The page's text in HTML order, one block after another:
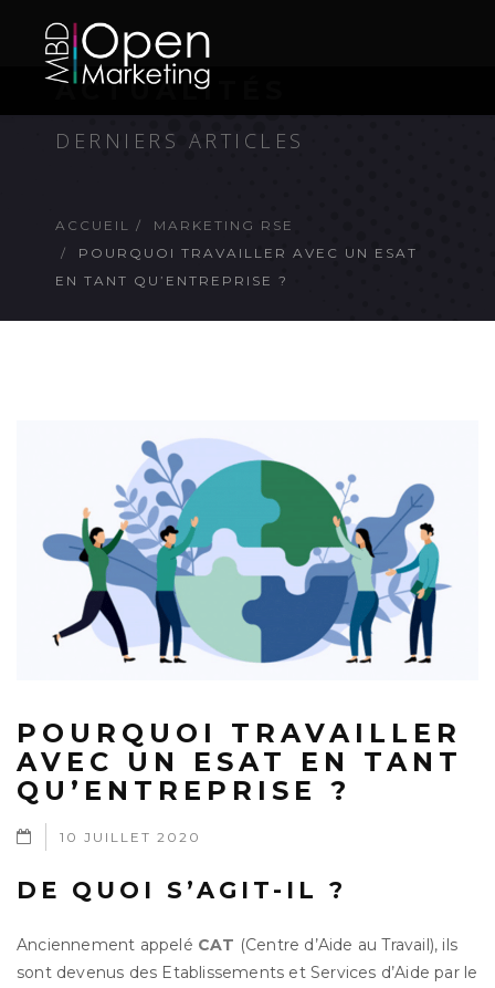
ACTUALITÉS
DERNIERS ARTICLES
ACCUEIL
MARKETING RSE
POURQUOI TRAVAILLER AVEC UN ESAT
EN TANT QU’ENTREPRISE ?
POURQUOI TRAVAILLER
AVEC UN ESAT EN TANT
QU’ENTREPRISE ?
10 JUILLET 2020
DE QUOI S’AGIT-IL ?
Anciennement appelé CAT (Centre d’Aide au Travail), ils
sont devenus des Etablissements et Services d’Aide par le